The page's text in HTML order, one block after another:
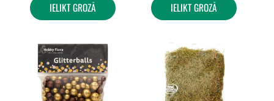
IELIKT GROZĀ IELIKT GROZĀ